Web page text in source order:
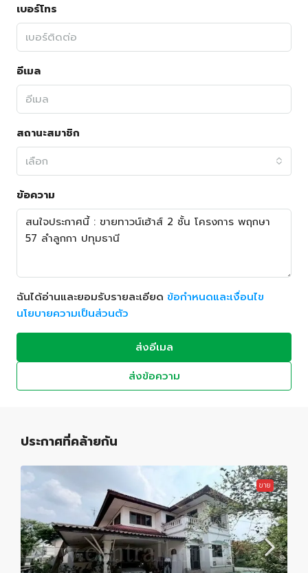
เบอร์โทร
อีเมล
สถานะสมาชิก
เลือก
ข้อความ
ฉันได้อ่านและยอมรับรายละเอียด ข้อกำหนดและเงื่อนไข
นโยบายความเป็นส่วนตัว
ส่งอีเมล
ส่งข้อความ
ประกาศที่คล้ายกัน
ขาย